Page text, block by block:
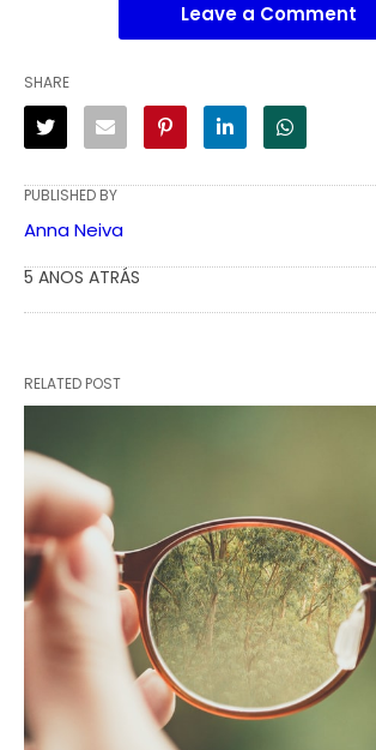
Leave a Comment
SHARE
PUBLISHED BY
Anna Neiva
5 ANOS ATRÁS
RELATED POST